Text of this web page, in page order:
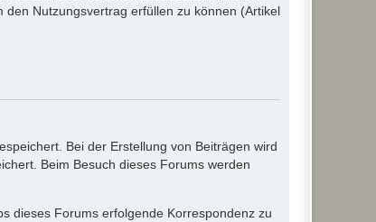
Nutzungsvertrag erfüllen zu können (Artikel
Bei der Erstellung von Beiträgen wird
Beim Besuch dieses Forums werden
dieses Forums erfolgende Korrespondenz zu